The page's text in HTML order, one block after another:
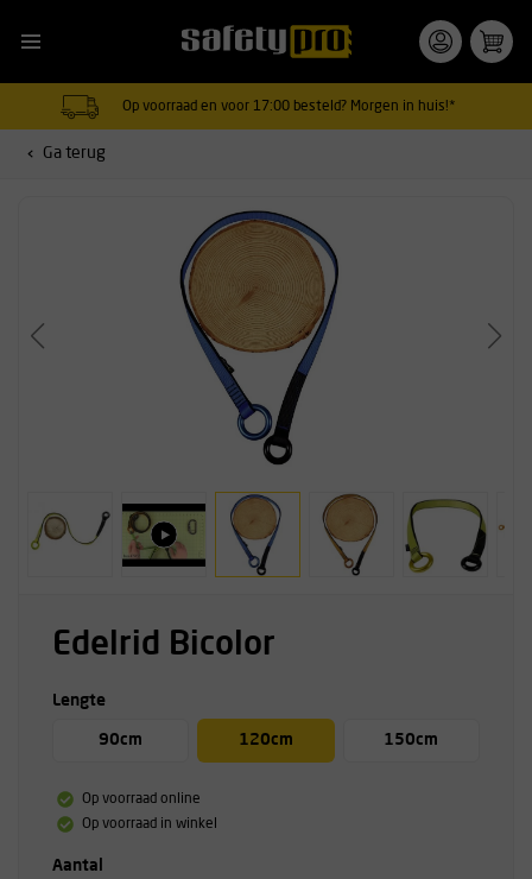
Op voorraad en voor 17:00 besteld? Morgen in huis!*
Ga terug
Edelrid Bicolor
Lengte
90cm 120cm 150cm
Op voorraad online
Op voorraad in winkel
Aantal